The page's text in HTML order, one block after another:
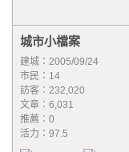
城市小檔案
建城：2005/09/24
市民：14
訪客：232,020
文章：6,031
推薦： 0
活力：97.5